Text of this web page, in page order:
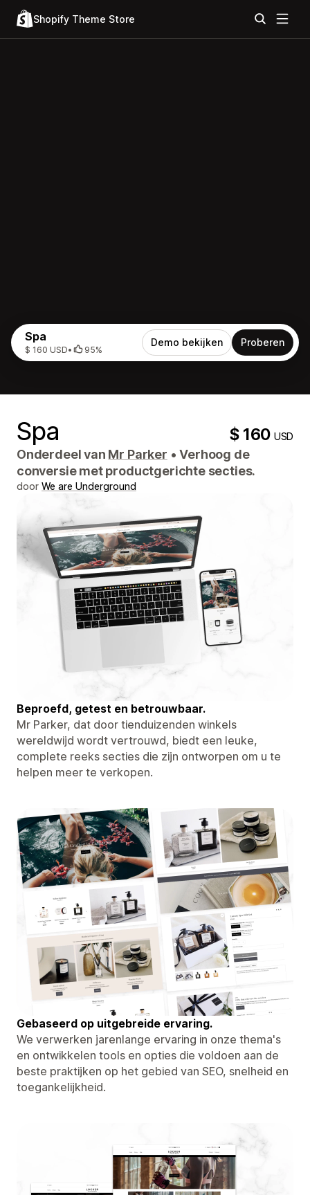
Shopify Theme Store
Spa
$ 160 USD• 95%
Demo bekijken Proberen
Spa $ 160USD
Onderdeel van Mr Parker • Verhoog de
conversie met productgerichte secties.
door We are Underground
Beproefd, getest en betrouwbaar.
Mr Parker, dat door tienduizenden winkels
wereldwijd wordt vertrouwd, biedt een leuke,
complete reeks secties die zijn ontworpen om u te
helpen meer te verkopen.
Gebaseerd op uitgebreide ervaring.
We verwerken jarenlange ervaring in onze thema's
en ontwikkelen tools en opties die voldoen aan de
beste praktijken op het gebied van SEO, snelheid en
toegankelijkheid.